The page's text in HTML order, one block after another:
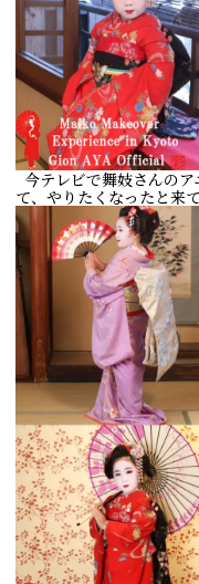
今テレビで舞妓さんの
て、やりたくなったと来